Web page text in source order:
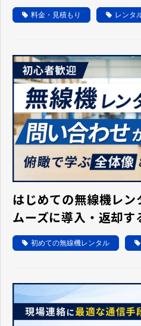
料金・見積もり レンタ
はじめての無線機レ
ムーズに導入・返却す
初めての無線機レンタル